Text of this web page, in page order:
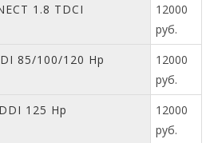
1.8 TDCI
12000
руб.
85/100/120 Hp
12000
руб.
125 Hp
12000
руб.